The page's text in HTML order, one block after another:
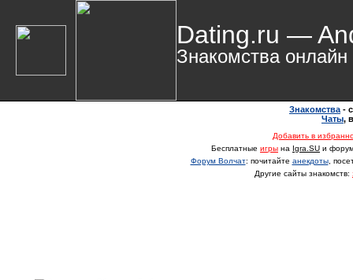
Dating.ru —
Знакомства онлайн
Знакомства -
Чаты,
Добавить в
Бесплатные игры на Igra.SU и
Форум Волчат: почитайте анекдоты,
Другие сайты знакомств: